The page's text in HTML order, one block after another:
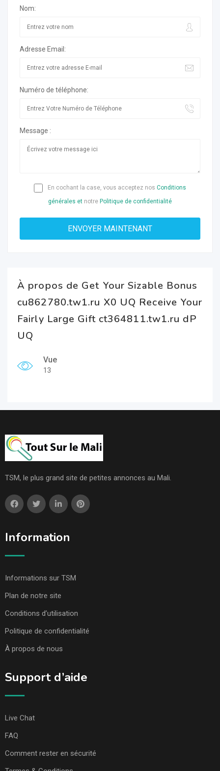
Nom:
Adresse Email:
Numéro de téléphone:
Message :
En cochant la case, vous acceptez nos Conditions
générales et notre Politique de confidentialité
À propos de Get Your Sizable Bonus
cu862780.tw1.ru X0 UQ Receive Your
Fairly Large Gift ct364811.tw1.ru dP
UQ
Vue
13
TSM, le plus grand site de petites annonces au Mali.
Information
Informations sur TSM
Plan de notre site
Conditions d’utilisation
Politique de confidentialité
À propos de nous
Support d’aide
Live Chat
FAQ
Comment rester en sécurité